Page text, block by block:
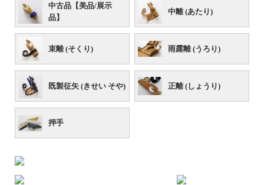
中古品【美品/展示
品】
中離 (あたり)
束離 (そくり) 雨露離 (うろり)
既製征矢 (きせい そや) 正離 (しょうり)
押手